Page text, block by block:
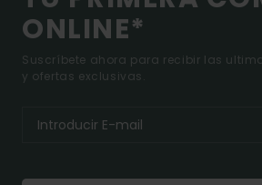
ONLINE*
Suscríbete ahora para recibir las
y ofertas exclusivas.